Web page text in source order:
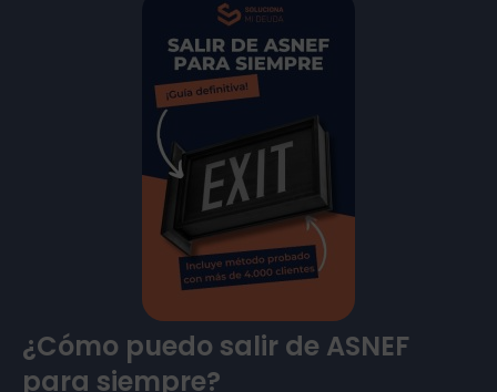
¿Cómo puedo salir de ASNEF
para siempre?